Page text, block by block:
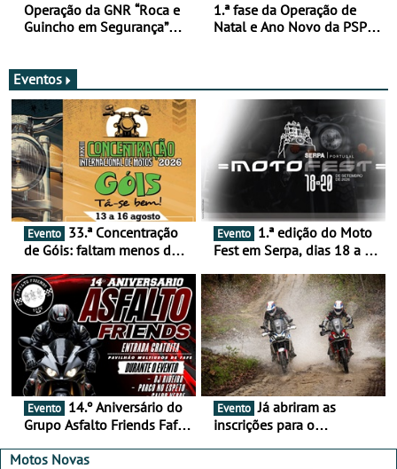
Operação da GNR “Roca e
Guincho em Segurança”
1.ª fase da Operação de
Natal e Ano Novo da PSP e
Eventos
Evento
de Góis: faltam menos de
16 de agosto
Evento
Fest em Serpa, dias 18 a 20
duas rodas invade o Baixo
Alentejo
Evento
Grupo Asfalto Friends Fafe,
2026
Evento Já abriram as
inscrições para o
Motos Novas